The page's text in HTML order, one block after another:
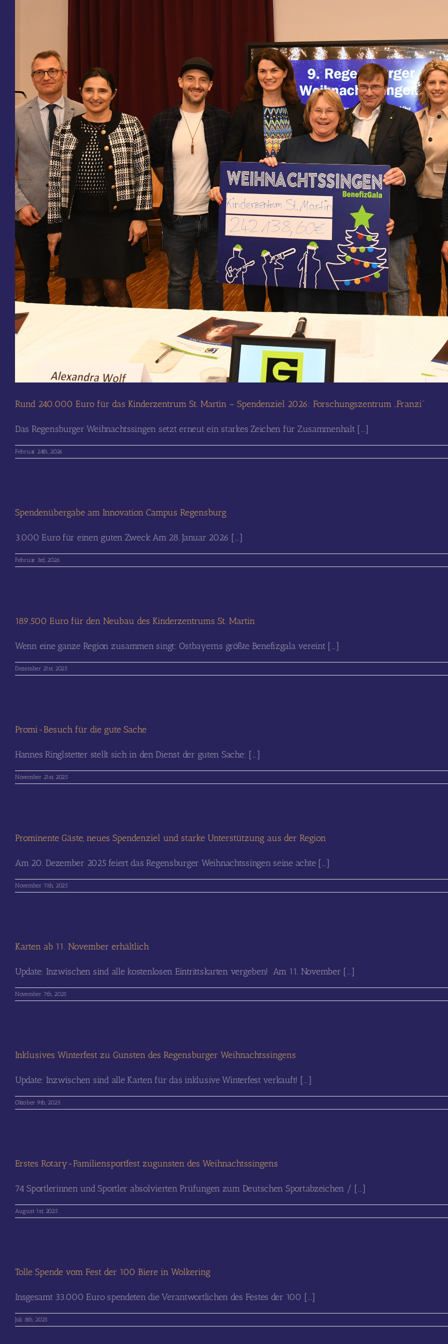
Rund 240.000 Euro für das Kinderzentrum St. Martin – Spendenziel 2026: Forschungszentrum „Franzi“
Das Regensburger Weihnachtssingen setzt erneut ein starkes Zeichen für Zusammenhalt [...]
Februar 24th, 2026
Spendenübergabe am Innovation Campus Regensburg
3.000 Euro für einen guten Zweck Am 28. Januar 2026 [...]
Februar 3rd, 2026
189.500 Euro für den Neubau des Kinderzentrums St. Martin
Wenn eine ganze Region zusammen singt: Ostbayerns größte Benefizgala vereint [...]
Dezember 21st, 2025
Promi-Besuch für die gute Sache
Hannes Ringlstetter stellt sich in den Dienst der guten Sache: [...]
November 21st, 2025
Prominente Gäste, neues Spendenziel und starke Unterstützung aus der Region
Am 20. Dezember 2025 feiert das Regensburger Weihnachtssingen seine achte [...]
November 11th, 2025
Karten ab 11. November erhältlich
Update: Inzwischen sind alle kostenlosen Eintrittskarten vergeben! Am 11. November [...]
November 7th, 2025
Inklusives Winterfest zu Gunsten des Regensburger Weihnachtssingens
Update: Inzwischen sind alle Karten für das inklusive Winterfest verkauft! [...]
Oktober 9th, 2025
Erstes Rotary-Familiensportfest zugunsten des Weihnachtssingens
74 Sportlerinnen und Sportler absolvierten Prüfungen zum Deutschen Sportabzeichen / [...]
August 1st, 2025
Tolle Spende vom Fest der 100 Biere in Wolkering
Insgesamt 33.000 Euro spendeten die Verantwortlichen des Festes der 100 [...]
Juli 8th, 2025